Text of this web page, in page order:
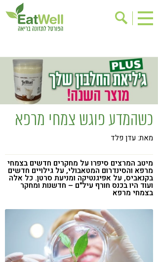
בישול בריא
אינדקס עסקים
ריפוי ומניעת מחלות
בריאות האישה
תוספי תזונה
מתכוני בריאות
אירועים
שינוי תזונתי
גישות בתזונה
ניקוי רעלים
מזונות על
ילדים
תזונה וספורט
הפרעות קשב & ריכוז
רגישות לגלוטן
טעים להכיר
טבעונות
כשהמדע פוגש צמחי מרפא
מאת: עדן פלד
מיטב המרצים סיפרו על מחקרים חדשים בצמחי
מרפא והסינדרום המטאבולי, על גילויים חדשים
בקנאביס, על אפיגנטיקה ומניעת סרטן. כל אלה
ועוד היו בכנס חורף עיל"ם – חדשנות ומחקר
בצמחי מרפא